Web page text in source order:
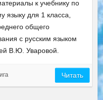
к учебнику по
языку для 1 класса,
общего
с русским языком
B.Ю. Уваровой.
Читать